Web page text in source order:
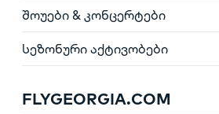
შოუები & კონცერტები
სეზონური აქტივობები
FLYGEORGIA.COM